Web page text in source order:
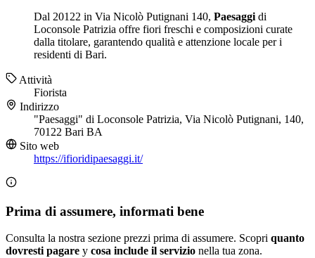
Dal 20122 in Via Nicolò Putignani 140, Paesaggi di
Loconsole Patrizia offre fiori freschi e composizioni curate
dalla titolare, garantendo qualità e attenzione locale per i
residenti di Bari.
Attività
Fiorista
Indirizzo
"Paesaggi" di Loconsole Patrizia, Via Nicolò Putignani, 140,
70122 Bari BA
Sito web
https://ifioridipaesaggi.it/
Prima di assumere, informati bene
Consulta la nostra sezione prezzi prima di assumere. Scopri quanto
dovresti pagare y cosa include il servizio nella tua zona.